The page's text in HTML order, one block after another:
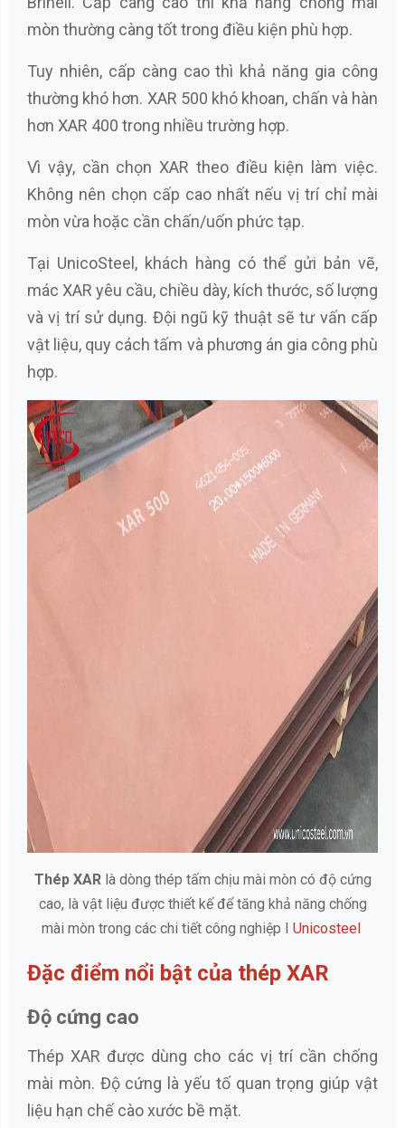
mòn thường càng tốt trong điều kiện phù hợp.
Tuy nhiên, cấp càng cao thì khả năng gia công
thường khó hơn. XAR 500 khó khoan, chấn và hàn
hơn XAR 400 trong nhiều trường hợp.
Vì vậy, cần chọn XAR theo điều kiện làm việc.
Không nên chọn cấp cao nhất nếu vị trí chỉ mài
mòn vừa hoặc cần chấn/uốn phức tạp.
Tại UnicoSteel, khách hàng có thể gửi bản vẽ,
mác XAR yêu cầu, chiều dày, kích thước, số lượng
và vị trí sử dụng. Đội ngũ kỹ thuật sẽ tư vấn cấp
vật liệu, quy cách tấm và phương án gia công phù
hợp.
Thép XARlà dòng thép tấm chịu mài mòn có độ cứng
cao, là vật liệu được thiết kế để tăng khả năng chống
mài mòn trong các chi tiết công nghiệp I Unicosteel
Đặc điểm nổi bật của thép XAR
Độ cứng cao
Thép XAR được dùng cho các vị trí cần chống
mài mòn. Độ cứng là yếu tố quan trọng giúp vật
liệu hạn chế cào xước bề mặt.